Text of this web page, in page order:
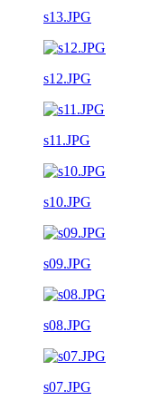
s13.JPG
s12.JPG
s11.JPG
s10.JPG
s09.JPG
s08.JPG
s07.JPG